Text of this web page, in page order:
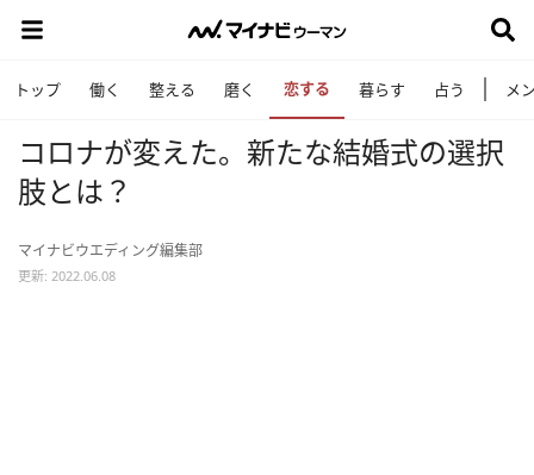
トップ 働く 整える 磨く 恋する 暮らす 占う メ
コロナが変えた。新たな結婚式の選択
肢とは？
マイナビウエディング編集部
更新: 2022.06.08